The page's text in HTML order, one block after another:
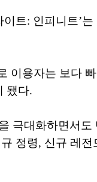
트: 인피니트’
이용자는 보다
됐다.
극대화하면서
정령, 신규 레